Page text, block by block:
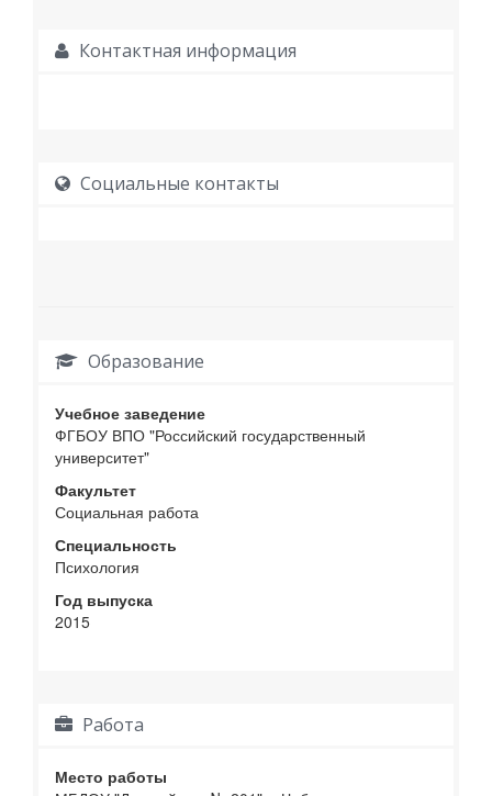
Контактная информация
Социальные контакты
Образование
Учебное заведение
ФГБОУ ВПО "Российский государственный
университет"
Факультет
Социальная работа
Специальность
Психология
Год выпуска
2015
Работа
Место работы